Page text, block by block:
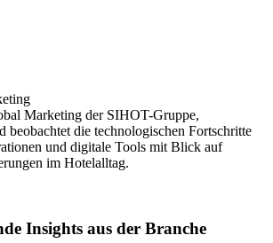
Marketing der SIHOT-Gruppe,
beobachtet die technologischen Fortschritte
und digitale Tools mit Blick auf
im Hotelalltag.
Insights aus der Branche